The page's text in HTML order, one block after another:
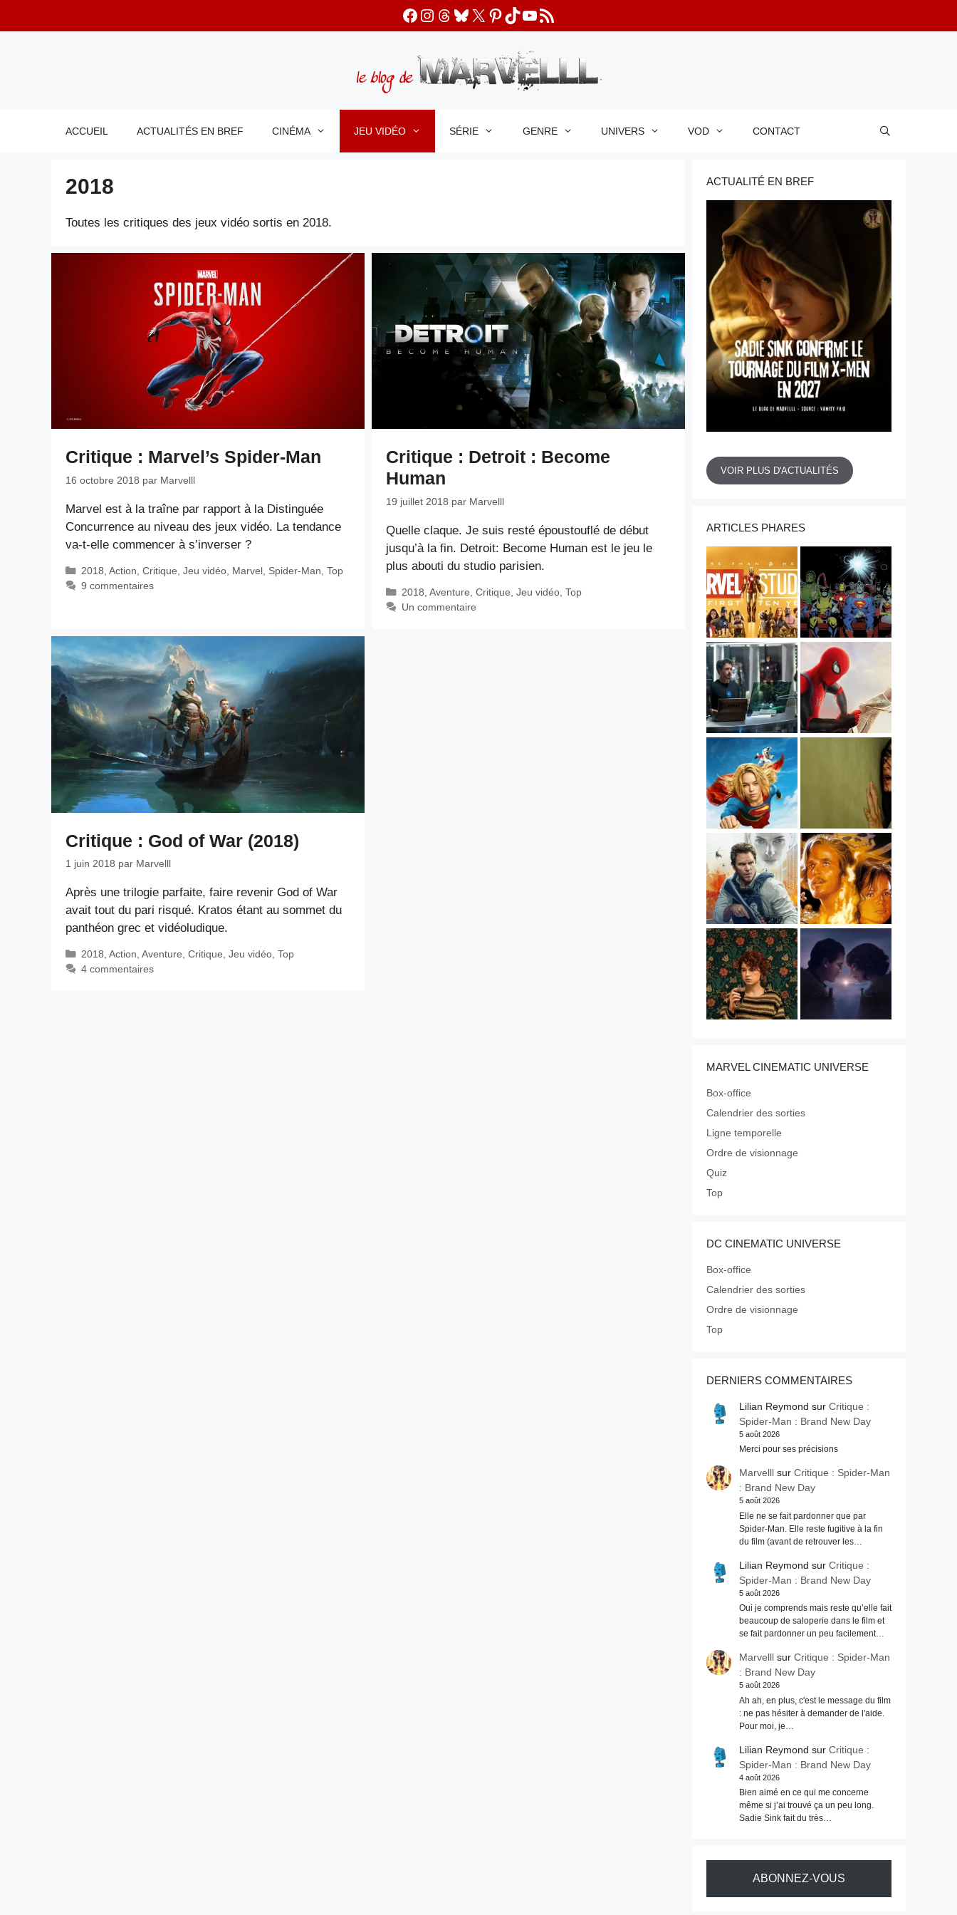
Facebook
Instagram
Threads
Bluesky
X Pinterest
TikTok
YouTube
Flux RSS
ACCUEIL ACTUALITÉS EN BREF CINÉMA JEU VIDÉO SÉRIE GENRE UNIVERS VOD CONTACT
2018
Toutes les critiques des jeux vidéo sortis en 2018.
Critique : Marvel’s Spider-Man
16 octobre 2018 par Marvelll
Marvel est à la traîne par rapport à la Distinguée
Concurrence au niveau des jeux vidéo. La tendance
va-t-elle commencer à s’inverser ?
Catégories
2018 Action Critique Jeu vidéo, Marvel, Spider-Man Top
9 commentaires
Critique : Detroit : Become
Human
19 juillet 2018 par Marvelll
Quelle claque. Je suis resté époustouflé de début
jusqu’à la fin. Detroit: Become Human est le jeu le
plus abouti du studio parisien.
Catégories
2018 Aventure Critique Jeu vidéo, Top
Un commentaire
Critique : God of War (2018)
1 juin 2018 par Marvelll
Après une trilogie parfaite, faire revenir God of War
avait tout du pari risqué. Kratos étant au sommet du
panthéon grec et vidéoludique.
Catégories
2018 Action Aventure Critique Jeu vidéo, Top
4 commentaires
ACTUALITÉ EN BREF
VOIR PLUS D'ACTUALITÉS
ARTICLES PHARES
MARVEL CINEMATIC UNIVERSE
Box-office
Calendrier des sorties
Ligne temporelle
Ordre de visionnage
Quiz
Top
DC CINEMATIC UNIVERSE
Box-office
Calendrier des sorties
Ordre de visionnage
Top
DERNIERS COMMENTAIRES
Lilian Reymond sur Critique :
Spider-Man : Brand New Day
5 août 2026
Merci pour ses précisions
Marvelllsur Critique : Spider-Man
: Brand New Day
5 août 2026
Elle ne se fait pardonner que par
Spider-Man. Elle reste fugitive à la fin
du film (avant de retrouver les…
Lilian Reymond sur Critique :
Spider-Man : Brand New Day
5 août 2026
Oui je comprends mais reste qu’elle fait
beaucoup de saloperie dans le film et
se fait pardonner un peu facilement…
Marvelllsur Critique : Spider-Man
: Brand New Day
5 août 2026
Ah ah, en plus, c'est le message du film
: ne pas hésiter à demander de l'aide.
Pour moi, je…
Lilian Reymond sur Critique :
Spider-Man : Brand New Day
4 août 2026
Bien aimé en ce qui me concerne
même si j’ai trouvé ça un peu long.
Sadie Sink fait du très…
ABONNEZ-VOUS